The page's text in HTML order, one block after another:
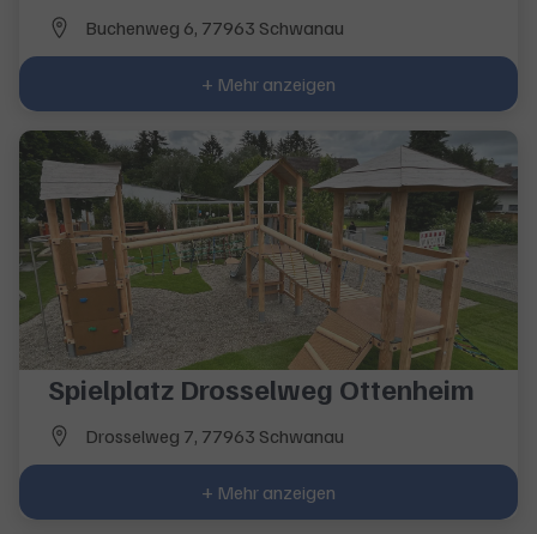
Buchenweg 6, 77963 Schwanau
+ Mehr anzeigen
Spielplatz Drosselweg Ottenheim
Drosselweg 7, 77963 Schwanau
+ Mehr anzeigen